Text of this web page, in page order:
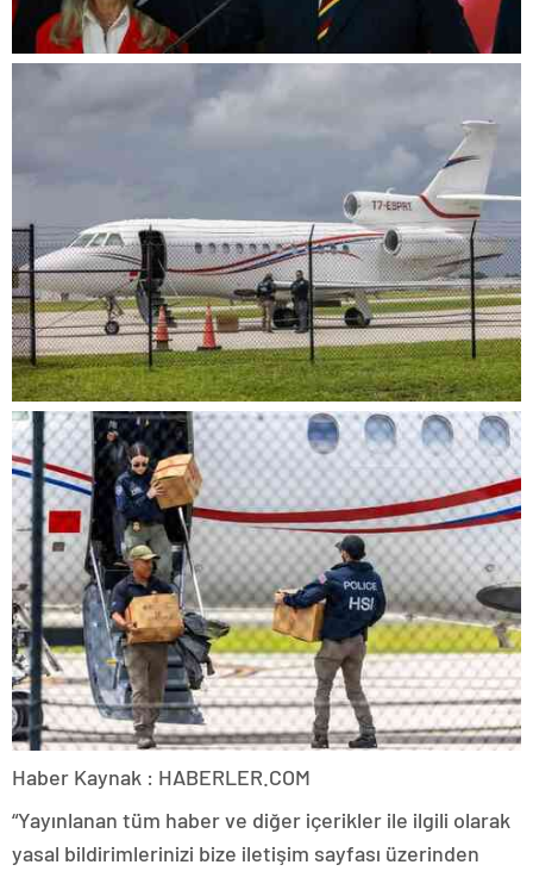
Haber Kaynak : HABERLER.COM
“Yayınlanan tüm haber ve diğer içerikler ile ilgili olarak
yasal bildirimlerinizi bize iletişim sayfası üzerinden